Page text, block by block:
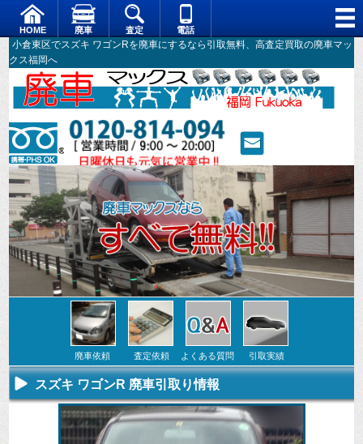
小倉東区でスズキ ワゴンRを廃車にするなら引取無料、高査定買取の廃車マッ
クス福岡へ
HOME 廃車 査定 電話
廃車依頼
不要になった
車の廃車手続
きを行いま
す。
査定依頼
専門スタッフ
がしっかりと
査定いたしま
す。
よくある質問
廃車全般に関
するよくある
質問
にお答えしま
す。
引取実績
た車や下取で
買取った車の
実績データ
スズキ ワゴンR 廃車引取り情報